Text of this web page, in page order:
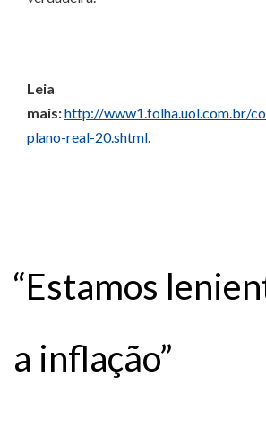
Leia
mais:http://www1.folha.uol.com.br/
plano-real-20.shtml.
“Estamos
a inflação”